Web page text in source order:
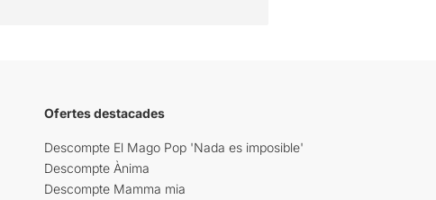
Ofertes destacades
Descompte El Mago Pop 'Nada es imposible'
Descompte Ànima
Descompte Mamma mia